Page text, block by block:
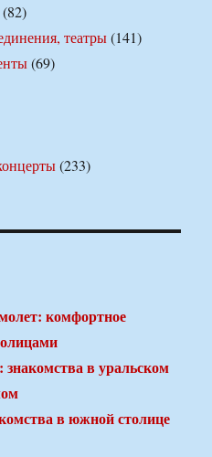
(82)
театры(141)
(69)
(233)
комфортное
в уральском
в южной столице